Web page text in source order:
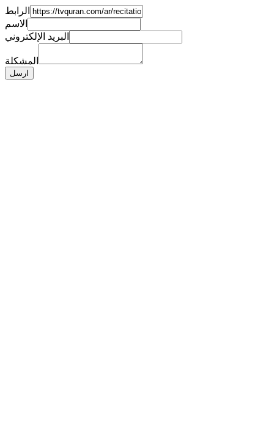
الرابط
الاسم
البريد الإلكتروني
المشكلة
ارسل